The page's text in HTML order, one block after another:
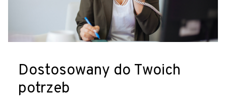
Dostosowany do Twoich
potrzeb